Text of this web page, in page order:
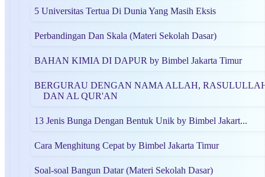
5 Universitas Tertua Di Dunia Yang Masih Eksis
Perbandingan Dan Skala (Materi Sekolah Dasar)
BAHAN KIMIA DI DAPUR by Bimbel Jakarta Timur
BERGURAU DENGAN NAMA ALLAH,
DAN AL QUR'AN
13 Jenis Bunga Dengan Bentuk Unik by Bimbel Jakart...
Cara Menghitung Cepat by Bimbel Jakarta Timur
Soal-soal Bangun Datar (Materi Sekolah Dasar)